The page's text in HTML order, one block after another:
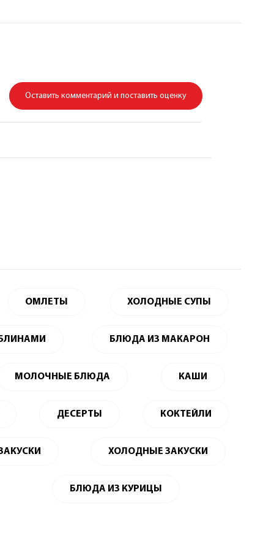
Оставить комментарий и поставить оценку
ОМЛЕТЫ ХОЛОДНЫЕ СУПЫ
БЛЮДА ИЗ МАКАРОН
МОЛОЧНЫЕ БЛЮДА КАШИ
ДЕСЕРТЫ КОКТЕЙЛИ
ХОЛОДНЫЕ ЗАКУСКИ
БЛЮДА ИЗ КУРИЦЫ